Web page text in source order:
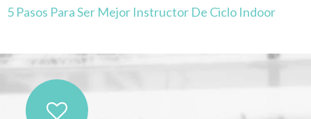
5 Pasos Para Ser Mejor Instructor De Ciclo Indoor